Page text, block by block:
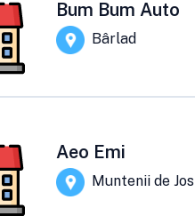
Bum Bum Auto
Bârlad
Aeo Emi
Muntenii de Jos